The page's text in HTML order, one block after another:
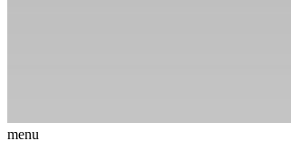
menu